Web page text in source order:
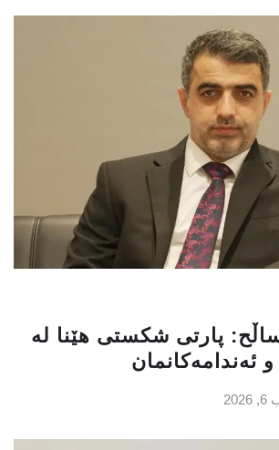
پارتی‌ شكستی‌ هێنا له‌
ئه‌ندامه‌كانمان